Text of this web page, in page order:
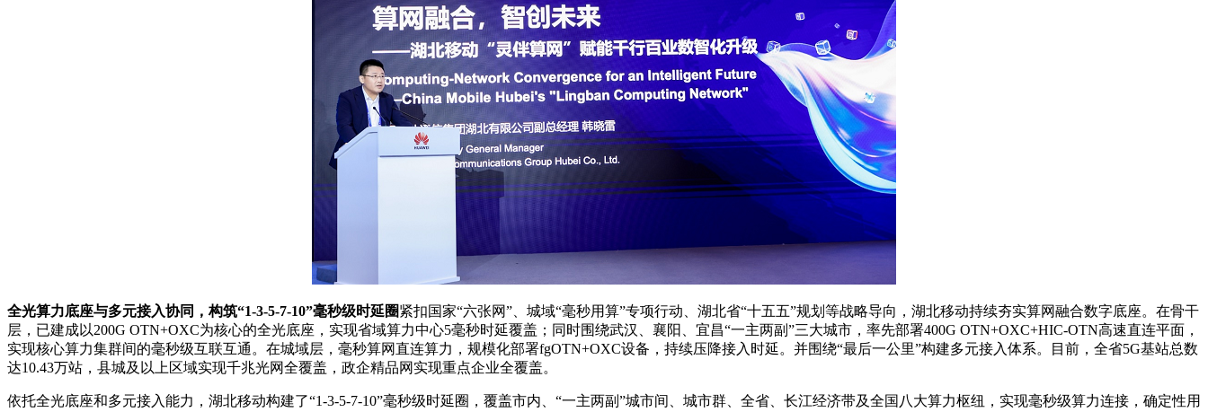
全光算力底座与多元接入协同，构筑“1-3-5-7-10”毫秒级时延圈紧扣国家“六张网”、城域“毫秒用算”专项行动、湖北省“十五五”规划等战略导向，湖北移动持续夯实算网融合数字底座。在骨干
层，已建成以200G OTN+OXC为核心的全光底座，实现省域算力中心5毫秒时延覆盖；同时围绕武汉、襄阳、宜昌“一主两副”三大城市，率先部署400G OTN+OXC+HIC-OTN高速直连平面，
实现核心算力集群间的毫秒级互联互通。在城域层，毫秒算网直连算力，规模化部署fgOTN+OXC设备，持续压降接入时延。并围绕“最后一公里”构建多元接入体系。目前，全省5G基站总数
达10.43万站，县城及以上区域实现千兆光网全覆盖，政企精品网实现重点企业全覆盖。
依托全光底座和多元接入能力，湖北移动构建了“1-3-5-7-10”毫秒级时延圈，覆盖市内、“一主两副”城市间、城市群、全省、长江经济带及全国八大算力枢纽，实现毫秒级算力连接，确定性用